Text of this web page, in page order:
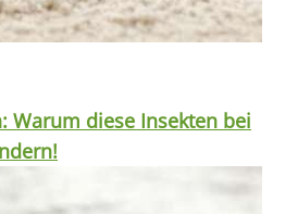
Warum diese Insekten bei